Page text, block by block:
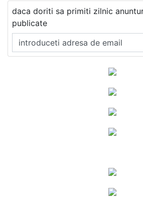
daca doriti sa primiti zilnic
publicate